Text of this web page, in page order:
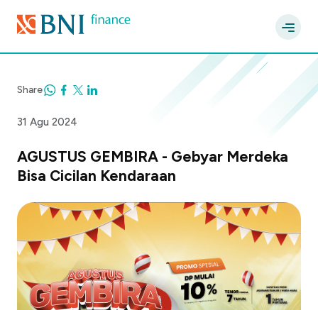
31 Agu 2024
Share
AGUSTUS GEMBIRA - Gebyar Merdeka
Bisa Cicilan Kendaraan